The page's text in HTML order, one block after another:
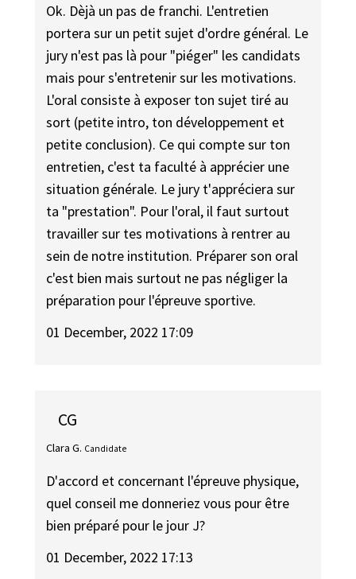
Ok. Dèjà un pas de franchi. L'entretien
portera sur un petit sujet d'ordre général. Le
jury n'est pas là pour "piéger" les candidats
mais pour s'entretenir sur les motivations.
L'oral consiste à exposer ton sujet tiré au
sort (petite intro, ton développement et
petite conclusion). Ce qui compte sur ton
entretien, c'est ta faculté à apprécier une
situation générale. Le jury t'appréciera sur
ta "prestation". Pour l'oral, il faut surtout
travailler sur tes motivations à rentrer au
sein de notre institution. Préparer son oral
c'est bien mais surtout ne pas négliger la
préparation pour l'épreuve sportive.
01 December, 2022 17:09
CG
Clara G. Candidate
D'accord et concernant l'épreuve physique,
quel conseil me donneriez vous pour être
bien préparé pour le jour J?
01 December, 2022 17:13